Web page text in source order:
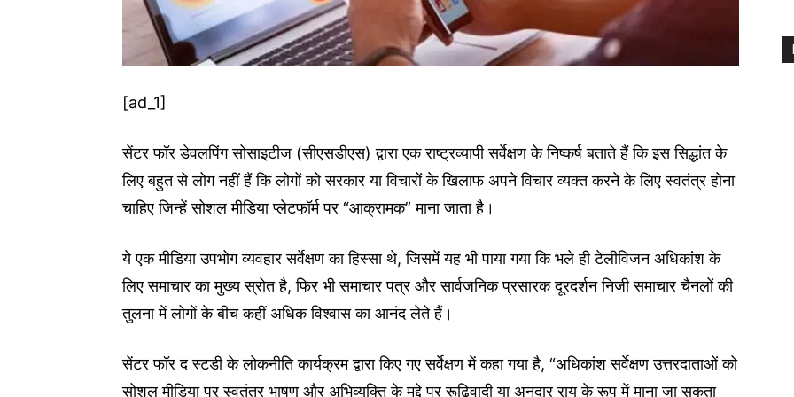
[ad_1]
सेंटर फॉर डेवलपिंग सोसाइटीज (सीएसडीएस) द्वारा एक राष्ट्रव्यापी सर्वेक्षण के निष्कर्ष बताते हैं कि इस सिद्धांत के
लिए बहुत से लोग नहीं हैं कि लोगों को सरकार या विचारों के खिलाफ अपने विचार व्यक्त करने के लिए स्वतंत्र होना
चाहिए जिन्हें सोशल मीडिया प्लेटफॉर्म पर “आक्रामक” माना जाता है।
ये एक मीडिया उपभोग व्यवहार सर्वेक्षण का हिस्सा थे, जिसमें यह भी पाया गया कि भले ही टेलीविजन अधिकांश के
लिए समाचार का मुख्य स्रोत है, फिर भी समाचार पत्र और सार्वजनिक प्रसारक दूरदर्शन निजी समाचार चैनलों की
तुलना में लोगों के बीच कहीं अधिक विश्वास का आनंद लेते हैं।
सेंटर फॉर द स्टडी के लोकनीति कार्यक्रम द्वारा किए गए सर्वेक्षण में कहा गया है, “अधिकांश सर्वेक्षण उत्तरदाताओं को
सोशल मीडिया पर स्वतंत्र भाषण और अभिव्यक्ति के मुद्दे पर रूढ़िवादी या अनुदार राय के रूप में माना जा सकता